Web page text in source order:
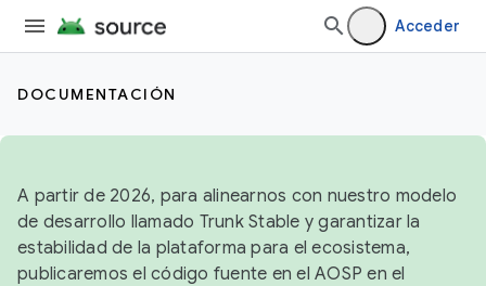
Acceder
DOCUMENTACIÓN
A partir de 2026, para alinearnos con nuestro modelo
de desarrollo llamado Trunk Stable y garantizar la
estabilidad de la plataforma para el ecosistema,
publicaremos el código fuente en el AOSP en el